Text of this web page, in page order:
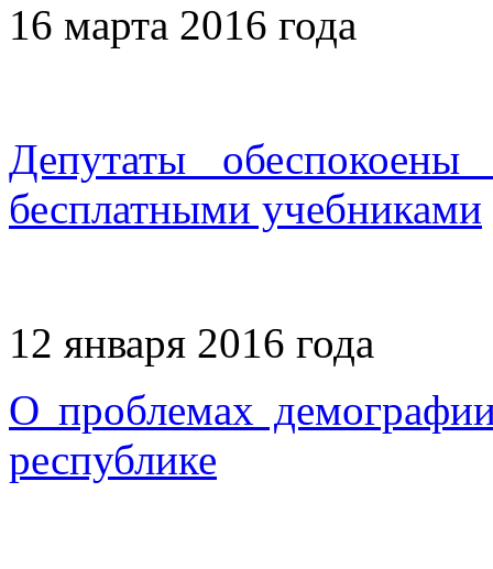
16 марта 2016 года
Депутаты
бесплатными учебниками
12 января 2016 года
О проблемах
республике